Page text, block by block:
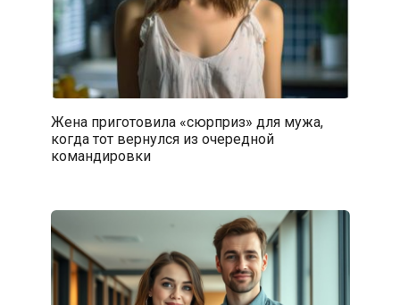
Жена приготовила «сюрприз» для мужа,
когда тот вернулся из очередной
командировки